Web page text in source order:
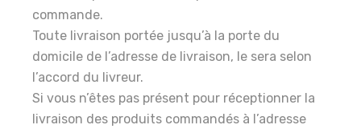
commande.
Toute livraison portée jusqu’à la porte du
domicile de l’adresse de livraison, le sera selon
l’accord du livreur.
Si vous n’êtes pas présent pour réceptionner la
livraison des produits commandés à l’adresse